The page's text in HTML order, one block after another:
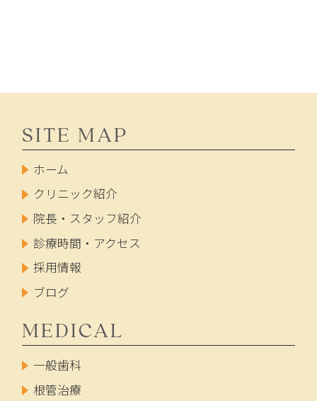
SITE MAP
ホーム
クリニック紹介
院長・スタッフ紹介
診療時間・アクセス
採用情報
ブログ
MEDICAL
一般歯科
根管治療